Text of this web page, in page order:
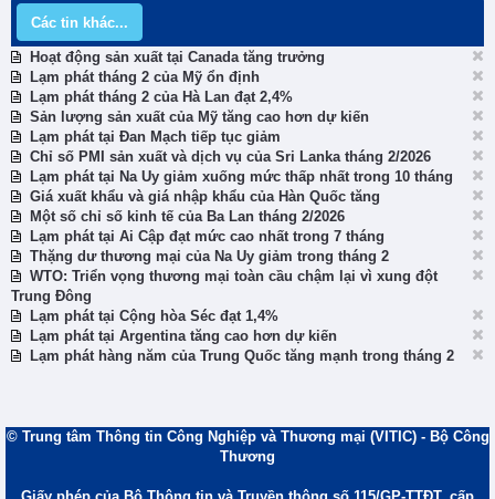
Các tin khác...
Hoạt động sản xuất tại Canada tăng trưởng
Lạm phát tháng 2 của Mỹ ổn định
Lạm phát tháng 2 của Hà Lan đạt 2,4%
Sản lượng sản xuất của Mỹ tăng cao hơn dự kiến
Lạm phát tại Đan Mạch tiếp tục giảm
Chỉ số PMI sản xuất và dịch vụ của Sri Lanka tháng 2/2026
Lạm phát tại Na Uy giảm xuống mức thấp nhất trong 10 tháng
Giá xuất khẩu và giá nhập khẩu của Hàn Quốc tăng
Một số chỉ số kinh tế của Ba Lan tháng 2/2026
Lạm phát tại Ai Cập đạt mức cao nhất trong 7 tháng
Thặng dư thương mại của Na Uy giảm trong tháng 2
WTO: Triển vọng thương mại toàn cầu chậm lại vì xung đột
Trung Đông
Lạm phát tại Cộng hòa Séc đạt 1,4%
Lạm phát tại Argentina tăng cao hơn dự kiến
Lạm phát hàng năm của Trung Quốc tăng mạnh trong tháng 2
© Trung tâm Thông tin Công Nghiệp và Thương mại (VITIC) - Bộ Công
Thương